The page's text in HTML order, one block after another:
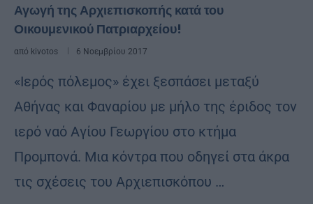
Αγωγή της Αρχιεπισκοπής κατά του
Οικουμενικού Πατριαρχείου!
από kivotos 6 Νοεμβρίου 2017
«Ιερός πόλεμος» έχει ξεσπάσει μεταξύ
Αθήνας και Φαναρίου με μήλο της έριδος τον
ιερό ναό Αγίου Γεωργίου στο κτήμα
Προμπονά. Μια κόντρα που οδηγεί στα άκρα
τις σχέσεις του Αρχιεπισκόπου …